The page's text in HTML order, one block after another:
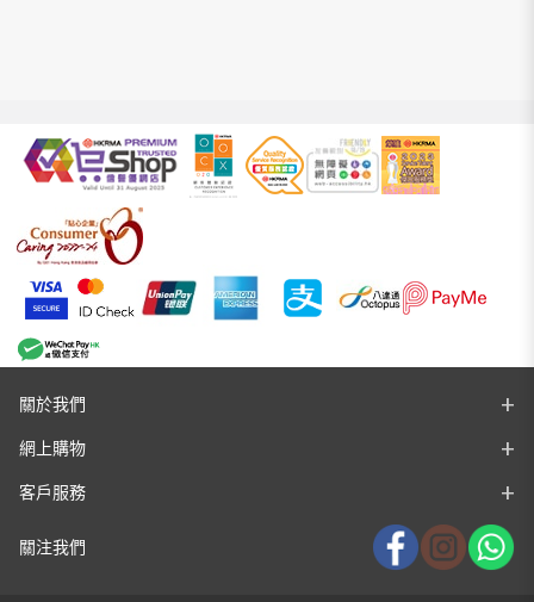
關於我們
網上購物
客戶服務
關注我們